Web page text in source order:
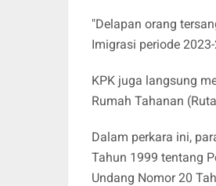
"Delapan orang
Imigrasi periode
KPK juga langsung
Rumah Tahanan
Dalam perkara ini,
Tahun 1999 tentang
Undang Nomor 20